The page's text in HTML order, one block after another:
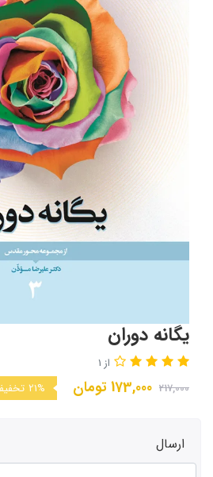
یگانه دوران
از 1
217,000
173,000 تومان 21%
ارسال